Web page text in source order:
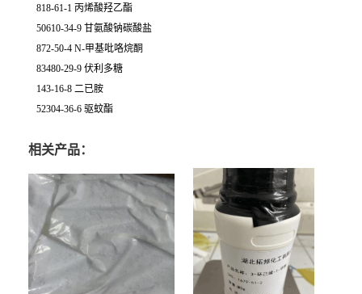
818-61-1 丙烯酸羟乙酯
50610-34-9 甘氨酸钠碳酸盐
872-50-4 N-甲基吡咯烷酮
83480-29-9 伏利多糖
143-16-8 二已胺
52304-36-6 驱蚊酯
相关产品：